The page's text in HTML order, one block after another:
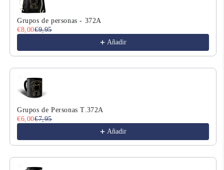
Grupos de personas - 372A
€8,00€9,95
Añadir
Grupos de Personas T.372A
€6,00€7,95
Añadir